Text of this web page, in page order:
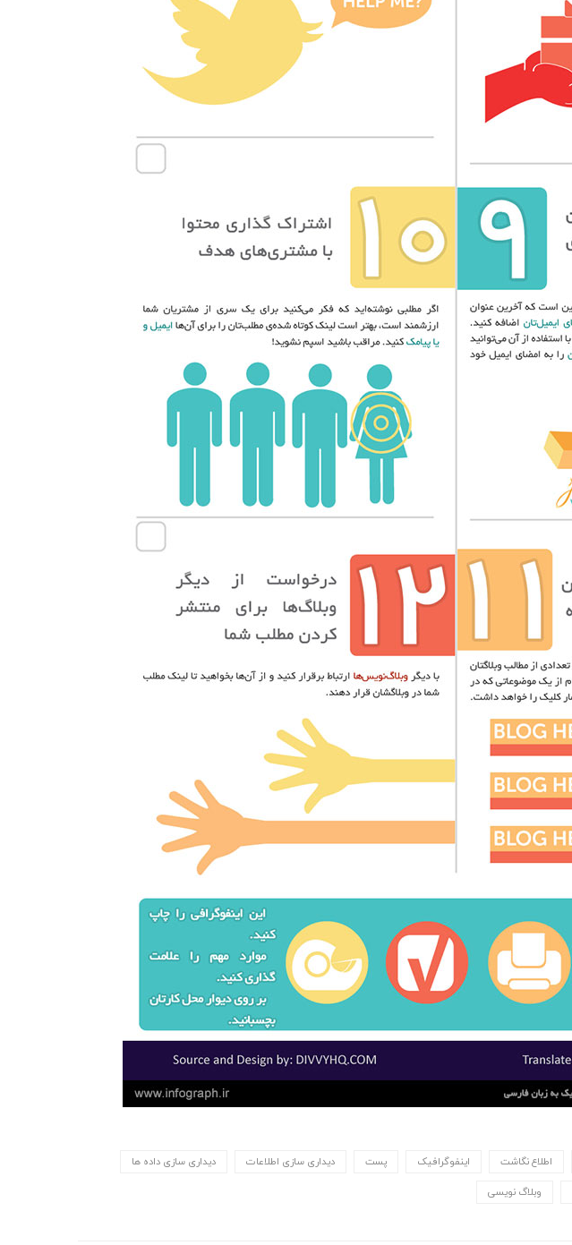
اطلاع نگاشت اینفوگرافیک پست دیداری سازی اطلاعات دیداری سازی داده ها
وبلاگ نویسی